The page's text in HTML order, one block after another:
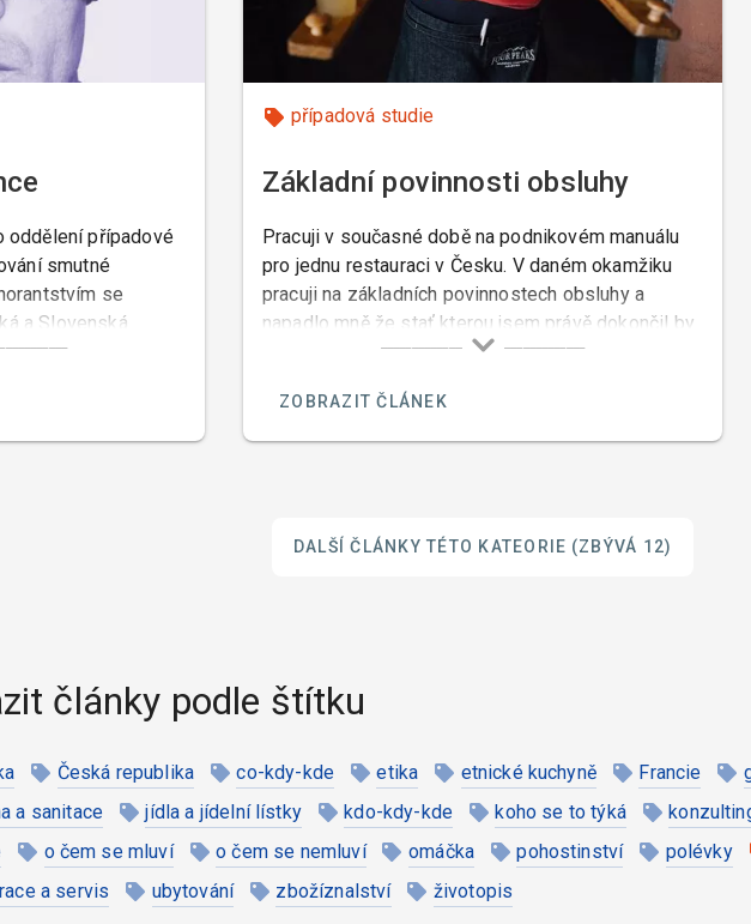
oddělení případové
smutné
se
a Slovenská
případová studie
Základní povinnosti obsluhy
Pracuji v současné době na podnikovém manuálu
pro jednu restauraci v Česku. V daném okamžiku
pracuji na základních povinnostech obsluhy a
napadlo mně že stať kterou jsem právě dokončil by
mohla zajímat i studenty Hostovky protože by se z
ZOBRAZIT ČLÁNEK
DALŠÍ ČLÁNKY TÉTO KATEORIE (ZBÝVÁ 12)
články podle štítku
Česká republika co-kdy-kde etika etnické kuchyně Francie
a sanitace
jídla a jídelní lístky kdo-kdy-kde koho se to týká
o čem se mluví o čem se nemluví omáčka pohostinství polévky
a servis
ubytování zbožíznalství životopis